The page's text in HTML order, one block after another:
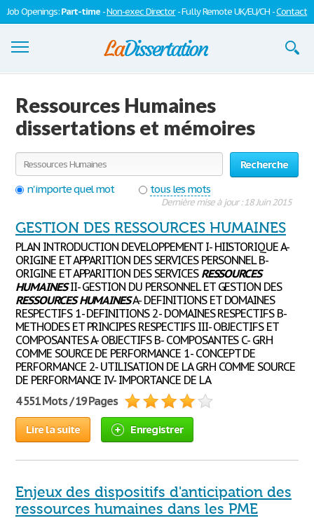
Job Openings:Part-time -Non-exec Director- Fully Remote UK/EU/CH -Contact
S'inscrire
Se connecter
Contactez-nous
Ressources Humaines
dissertations et mémoires
Recherche
n'importe quel mot
tous les mots
Dernière mise à jour : 18 Juin 2015
GESTION DES RESSOURCES HUMAINES
PLAN INTRODUCTION DEVELOPPEMENT I- HIISTORIQUE A-
ORIGINE ET APPARITION DES SERVICES PERSONNEL B-
ORIGINE ET APPARITION DES SERVICES RESSOURCES
HUMAINESII- GESTION DU PERSONNEL ET GESTION DES
RESSOURCES HUMAINESA- DEFINITIONS ET DOMAINES
RESPECTIFS 1- DEFINITIONS 2- DOMAINES RESPECTIFS B-
METHODES ET PRINCIPES RESPECTIFS III- OBJECTIFS ET
COMPOSANTES A- OBJECTIFS B- COMPOSANTES C- GRH
COMME SOURCE DE PERFORMANCE 1- CONCEPT DE
PERFORMANCE 2- UTILISATION DE LA GRH COMME SOURCE
DE PERFORMANCE IV- IMPORTANCE DE LA
4 551 Mots / 19 Pages
Lire la suite Enregistrer
Enjeux des dispositifs d'anticipation des
ressources humaines dans les PME